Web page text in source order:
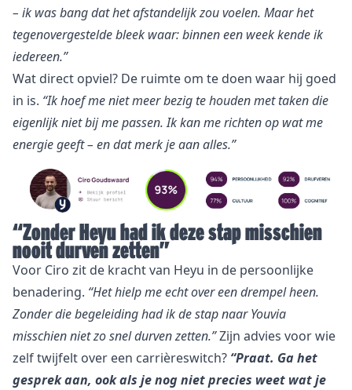
– ik was bang dat het afstandelijk zou voelen. Maar het
tegenovergestelde bleek waar: binnen een week kende ik
iedereen.”
Wat direct opviel? De ruimte om te doen waar hij goed
in is. “Ik hoef me niet meer bezig te houden met taken die
eigenlijk niet bij me passen. Ik kan me richten op wat me
energie geeft – en dat merk je aan alles.”
“Zonder Heyu had ik deze stap misschien
nooit durven zetten”
Voor Ciro zit de kracht van Heyu in de persoonlijke
benadering. “Het hielp me echt over een drempel heen.
Zonder die begeleiding had ik de stap naarYouvia
misschien niet zo snel durven zetten.”Zijn advies voor wie
zelf twijfelt over een carrièreswitch? “Praat. Ga het
gesprek aan, ook als je nog niet precies weet wat je